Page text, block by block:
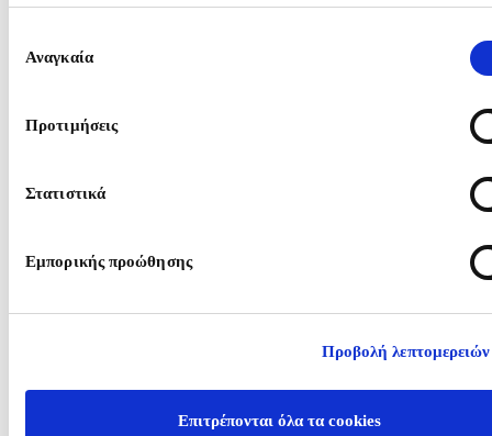
συγκατάθεσης
Αναγκαία
Προτιμήσεις
Στατιστικά
Εμπορικής προώθησης
Προβολή λεπτομερειών
Επιτρέπονται όλα τα cookies
Content Marketing &
Web Design &
Influencer Marketing
OUR CLIENTS
BLOG
CONTACT